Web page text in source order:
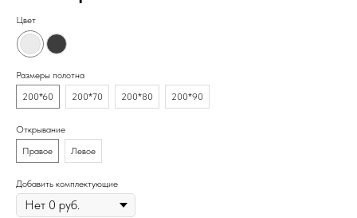
Цвет
Размеры полотна
200*60
200*70 200*80 200*90
Открывание
Правое
Левое
Добавить комплектующие